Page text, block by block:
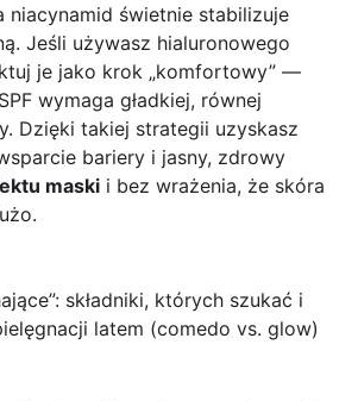
niacynamid świetnie stabilizuje
Jeśli używasz hialuronowego
je jako krok „komfortowy” —
wymaga gładkiej, równej
Dzięki takiej strategii uzyskasz
bariery i jasny, zdrowy
maski i bez wrażenia, że skóra
składniki, których szukać i
latem (comedo vs. glow)